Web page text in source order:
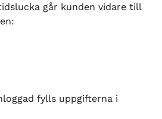
går kunden vidare till
fylls uppgifterna i